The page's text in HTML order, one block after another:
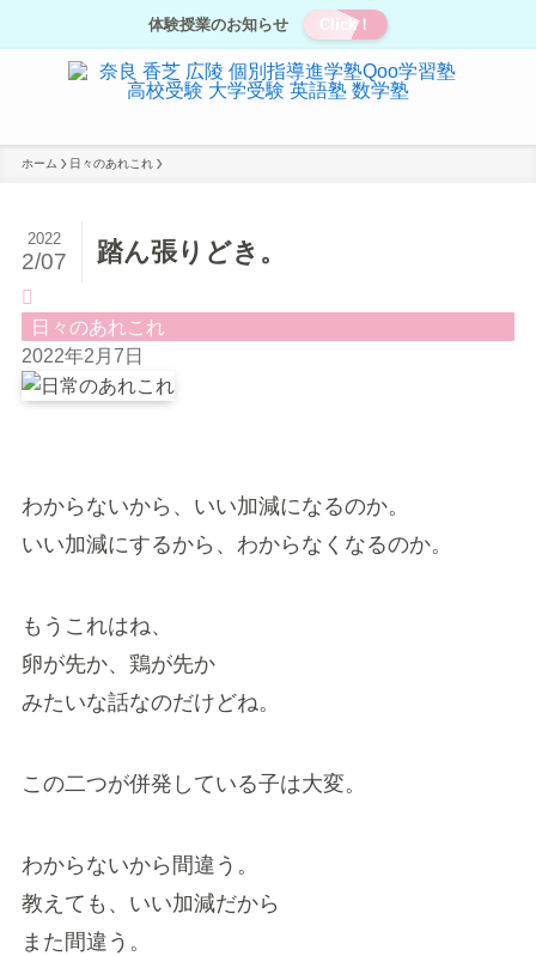
体験授業のお知らせ Click！
ホーム 日々のあれこれ
踏ん張りどき。
2022
2/07
日々のあれこれ
2022年2月7日
わからないから、いい加減になるのか。
いい加減にするから、わからなくなるのか。
もうこれはね、
卵が先か、鶏が先か
みたいな話なのだけどね。
この二つが併発している子は大変。
わからないから間違う。
教えても、いい加減だから
また間違う。